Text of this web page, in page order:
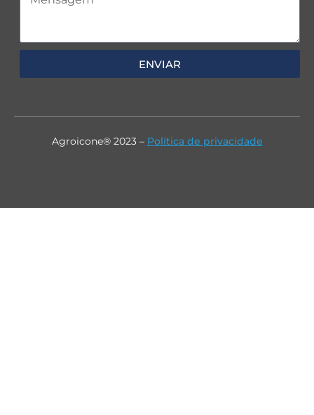
ENVIAR
Agroicone® 2023 – Política de privacidade